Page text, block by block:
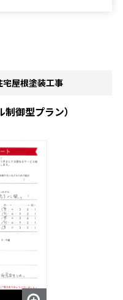
屋根塗装工事
御型プラン）